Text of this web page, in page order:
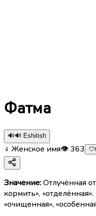
Фатма
🔊🔊 Eshitish
♀ Женское имя👁363 🤍
Значение:Отлучённая
кормить»,
«очищенная»,